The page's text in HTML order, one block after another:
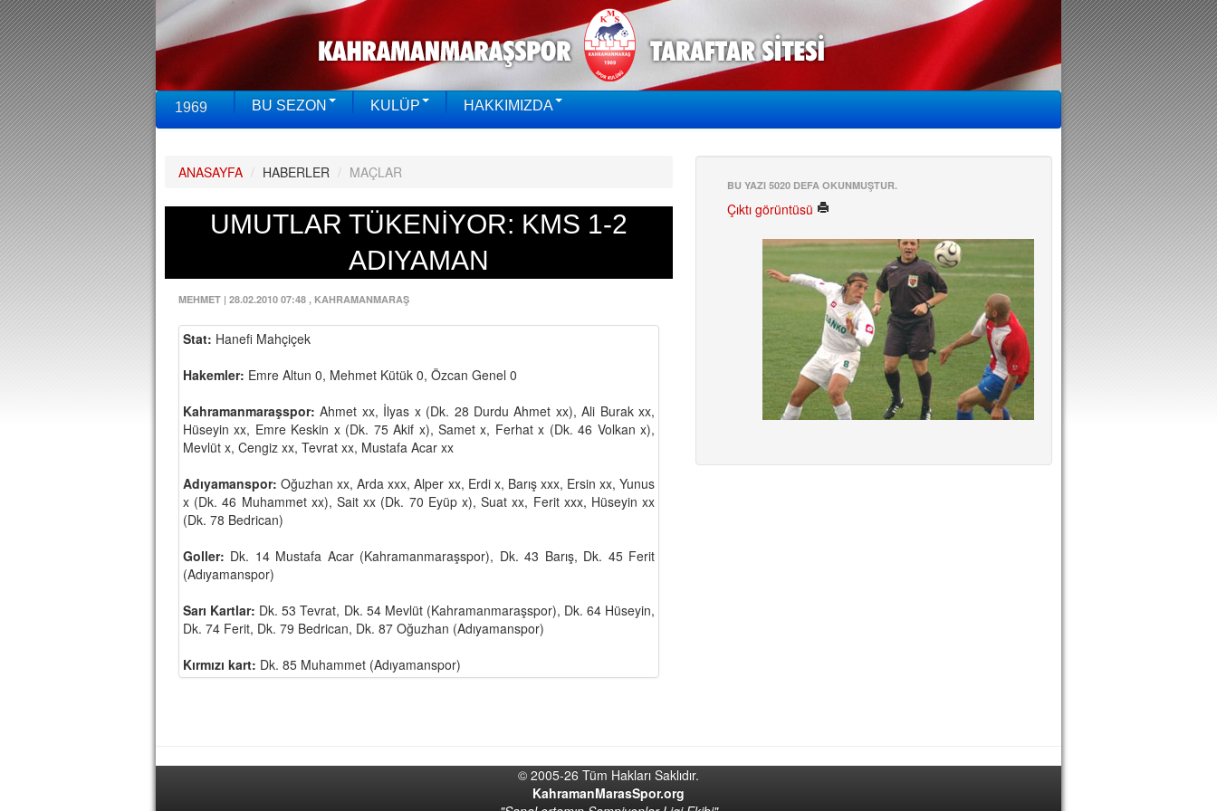
1969 BU SEZON KULÜP HAKKIMIZDA
ANASAYFA / HABERLER / MAÇLAR
UMUTLAR TÜKENİYOR: KMS 1-2
ADIYAMAN
MEHMET | 28.02.2010 07:48 , KAHRAMANMARAŞ
Stat: Hanefi Mahçiçek
Hakemler: Emre Altun 0, Mehmet Kütük 0, Özcan Genel 0
Kahramanmaraşspor:Ahmet xx, İlyas x (Dk. 28 Durdu Ahmet xx), Ali Burak xx,
Hüseyin xx, Emre Keskin x (Dk. 75 Akif x), Samet x, Ferhat x (Dk. 46 Volkan x),
Mevlüt x, Cengiz xx, Tevrat xx, Mustafa Acar xx
Adıyamanspor: Oğuzhan xx, Arda xxx, Alper xx, Erdi x, Barış xxx, Ersin xx, Yunus
x (Dk. 46 Muhammet xx), Sait xx (Dk. 70 Eyüp x), Suat xx, Ferit xxx, Hüseyin xx
(Dk. 78 Bedrican)
Goller: Dk. 14 Mustafa Acar (Kahramanmaraşspor), Dk. 43 Barış, Dk. 45 Ferit
(Adıyamanspor)
Sarı Kartlar: Dk. 53 Tevrat, Dk. 54 Mevlüt (Kahramanmaraşspor), Dk. 64 Hüseyin,
Dk. 74 Ferit, Dk. 79 Bedrican, Dk. 87 Oğuzhan (Adıyamanspor)
Kırmızı kart: Dk. 85 Muhammet (Adıyamanspor)
BU YAZI 5020 DEFA OKUNMUŞTUR.
Çıktı görüntüsü
© 2005-26 Tüm Hakları Saklıdır.
KahramanMarasSpor.org